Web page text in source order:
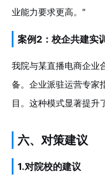
业能力要求更高。"
案例2：校企共建实
我院与某直播电商企业
备。企业派驻运营专家
目。这种模式显著提升
六、对策建议
1.对院校的建议